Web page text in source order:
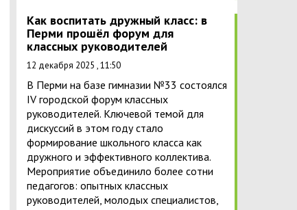
Как воспитать дружный класс: в
Перми прошёл форум для
классных руководителей
12 декабря 2025 , 11:50
В Перми на базе гимназии №33 состоялся
IV городской форум классных
руководителей. Ключевой темой для
дискуссий в этом году стало
формирование школьного класса как
дружного и эффективного коллектива.
Мероприятие объединило более сотни
педагогов: опытных классных
руководителей, молодых специалистов,